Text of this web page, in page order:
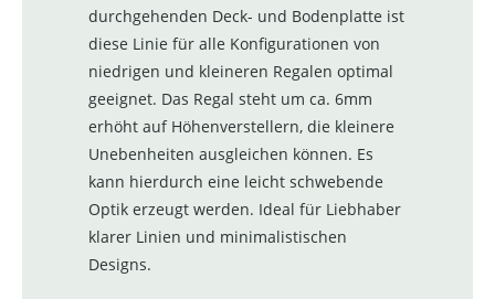
durchgehenden Deck- und Bodenplatte ist
diese Linie für alle Konfigurationen von
niedrigen und kleineren Regalen optimal
geeignet. Das Regal steht um ca. 6mm
erhöht auf Höhenverstellern, die kleinere
Unebenheiten ausgleichen können. Es
kann hierdurch eine leicht schwebende
Optik erzeugt werden. Ideal für Liebhaber
klarer Linien und minimalistischen
Designs.